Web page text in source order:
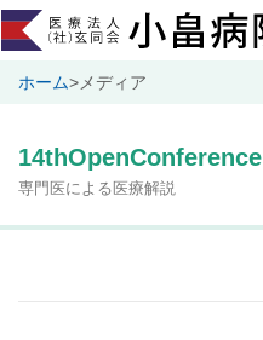
ホーム> メディア
14thOpenConference
専門医による医療解説